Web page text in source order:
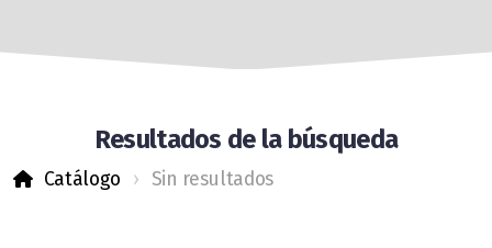
Resultados de la búsqueda
Catálogo Sin resultados